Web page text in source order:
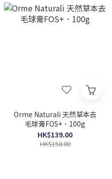
Orme Naturali 天然草本去
毛球膏FOS+．100g
HK$139.00
HK$158.00